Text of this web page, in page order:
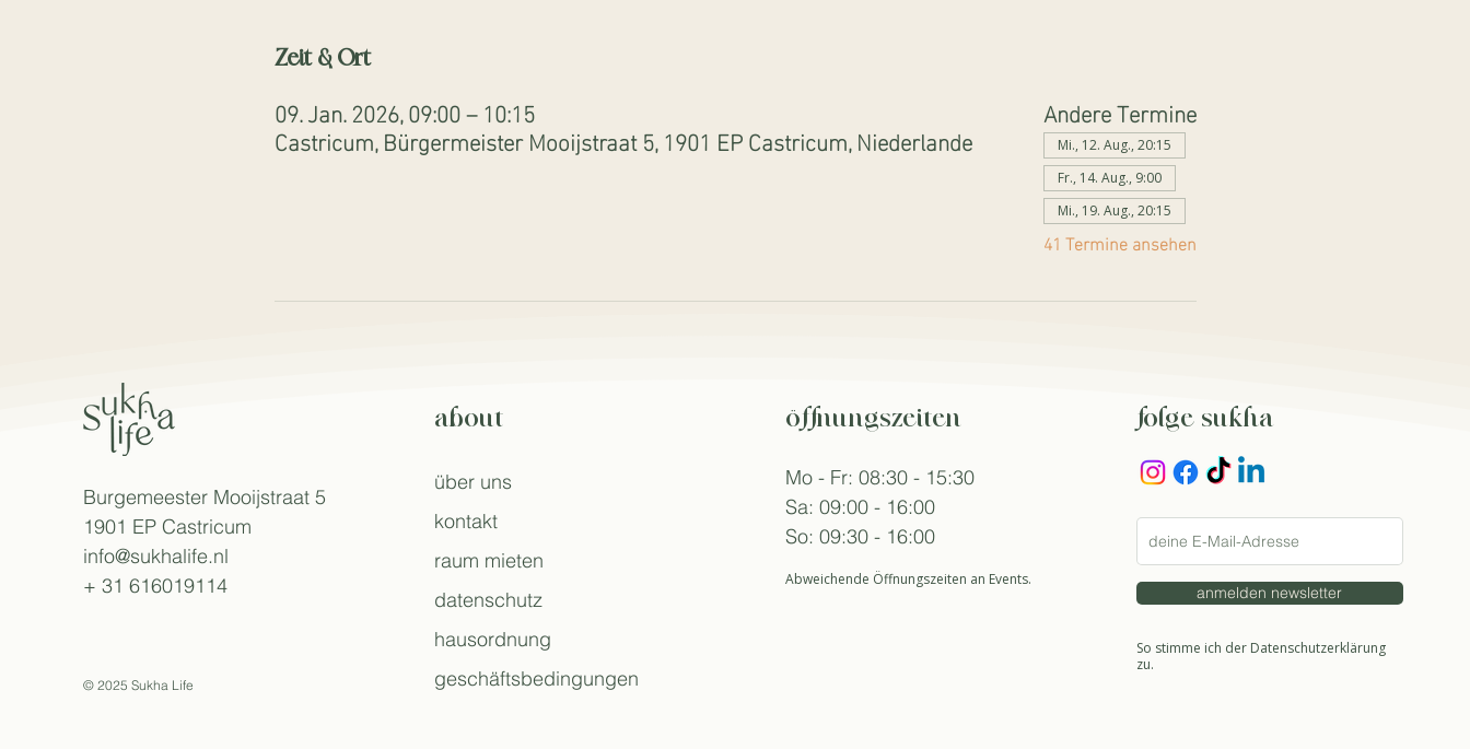
Zeit & Ort
09. Jan. 2026, 09:00 – 10:15
Castricum, Bürgermeister Mooijstraat 5, 1901 EP Castricum, Niederlande
Andere Termine
Mi., 12. Aug., 20:15
Fr., 14. Aug., 9:00
Mi., 19. Aug., 20:15
41 Termine ansehen
Burgemeester Mooijstraat 5
1901 EP Castricum
info@sukhalife.nl
+ 31 616019114
© 2025 Sukha Life
about
über uns
kontakt
raum mieten
datenschutz
hausordnung
geschäftsbedingungen
öffnungszeiten
Mo - Fr: 08:30 - 15:30
Sa: 09:00 - 16:00
So: 09:30 - 16:00
Abweichende Öffnungszeiten an Events.
folge sukha
anmelden newsletter
So stimme ich der Datenschutzerklärung
zu.